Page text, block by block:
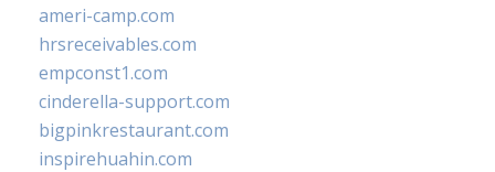
ameri-camp.com
hrsreceivables.com
empconst1.com
cinderella-support.com
bigpinkrestaurant.com
inspirehuahin.com